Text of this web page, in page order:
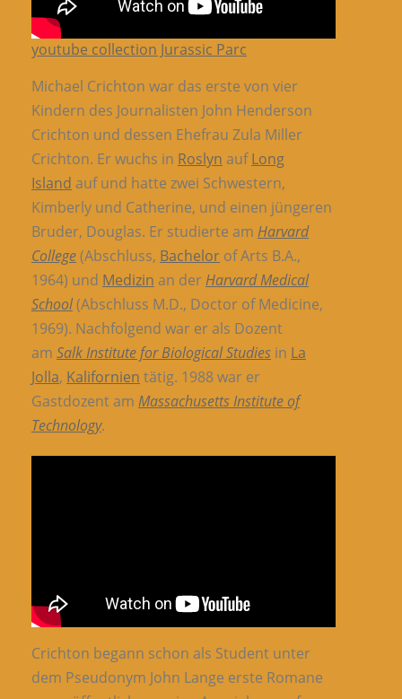
youtube collection Jurassic Parc
Michael Crichton war das erste von vier
Kindern des Journalisten John Henderson
Crichton und dessen Ehefrau Zula Miller
Crichton. Er wuchs in Roslyn aufLong
Island auf und hatte zwei Schwestern,
Kimberly und Catherine, und einen jüngeren
Bruder, Douglas. Er studierte am Harvard
College(Abschluss, Bachelor of Arts B.A.,
1964) und Medizin an derHarvard Medical
School(Abschluss M.D., Doctor of Medicine,
1969). Nachfolgend war er als Dozent
am Salk Institute for Biological Studies in La
Jolla, Kalifornien tätig. 1988 war er
Gastdozent am Massachusetts Institute of
Technology.
Crichton begann schon als Student unter
dem Pseudonym John Lange erste Romane